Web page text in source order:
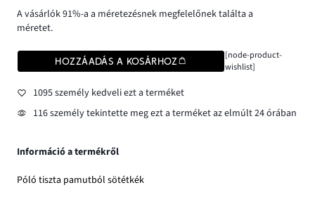
A vásárlók 91%-a a méretezésnek megfelelőnek találta a
méretet.
HOZZÁADÁS A KOSÁRHOZ
[node-product-
wishlist]
1095 személy kedveli ezt a terméket
116 személy tekintette meg ezt a terméket az elmúlt 24 órában
Információ a termékről
Póló tiszta pamutból sötétkék